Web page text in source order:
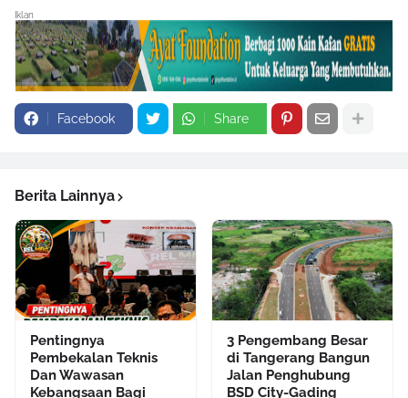
Iklan
Facebook Share
Berita Lainnya
Pentingnya
Pembekalan Teknis
Dan Wawasan
Kebangsaan Bagi
3 Pengembang Besar
di Tangerang Bangun
Jalan Penghubung
BSD City-Gading